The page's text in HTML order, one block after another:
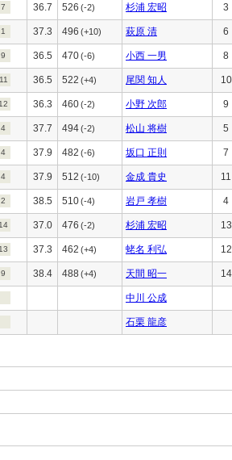
7 36.7 526 (-2) 杉浦 宏昭 3
1 37.3 496 (+10) 萩原 清 6
9 36.5 470(-6) 小西 一男 8
11 36.5 522 (+4) 尾関 知人 10
12 36.3 460(-2) 小野 次郎 9
4 37.7 494(-2) 松山 将樹 5
4 37.9 482 (-6) 坂口 正則 7
4 37.9 512 (-10) 金成 貴史 11
2 38.5 510(-4) 岩戸 孝樹 4
14 37.0 476 (-2) 杉浦 宏昭 13
13 37.3 462 (+4) 蛯名 利弘 12
9 38.4 488 (+4) 天間 昭一 14
中川 公成
石栗 龍彦